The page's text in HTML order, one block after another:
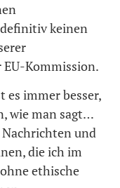
keinen
EU-Kommission.
es immer besser,
wie man sagt…
und
die ich im
ethische